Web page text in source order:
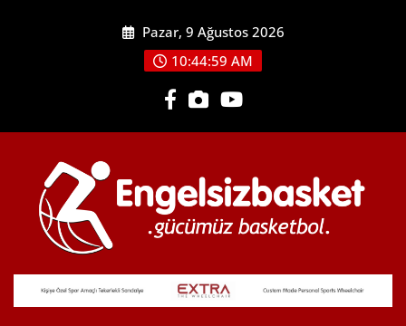
Pazar, 9 Ağustos 2026
10:45:00 AM